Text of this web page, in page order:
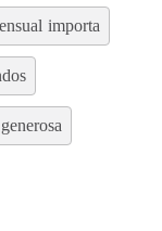
importa